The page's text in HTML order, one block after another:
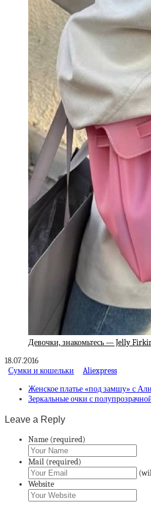
Девочки, знакомьтесь — Jelly
18.07.2016
Сумки и кошельки
Aliexpress
Женское платье «под замшу» с
Зеркальные очки с
Leave a Reply
Name (required)
Mail (required)
Website